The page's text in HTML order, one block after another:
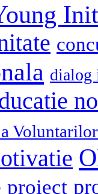
dialog
Voluntarilor
proiect